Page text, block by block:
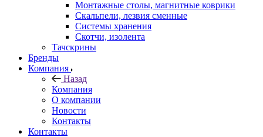
Монтажные столы, магнитные коврики
Скальпели, лезвия сменные
Системы хранения
Скотчи, изолента
Тачскрины
Бренды
Компания
Назад
Компания
О компании
Новости
Контакты
Контакты